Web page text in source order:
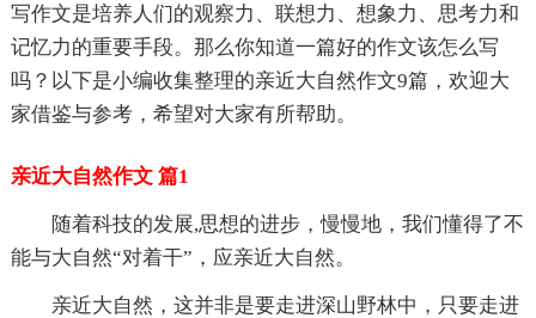
写作文是培养人们的观察力、联想力、想象力、思考力和
记忆力的重要手段。那么你知道一篇好的作文该怎么写
吗？以下是小编收集整理的亲近大自然作文9篇，欢迎大
家借鉴与参考，希望对大家有所帮助。
亲近大自然作文 篇1
随着科技的发展,思想的进步，慢慢地，我们懂得了不
能与大自然“对着干”，应亲近大自然。
亲近大自然，这并非是要走进深山野林中，只要走进